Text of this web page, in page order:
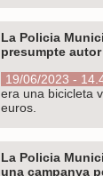
La Policia
presumpte
19/06/2023 -
era una bicicleta
euros.
La Policia
una campanya